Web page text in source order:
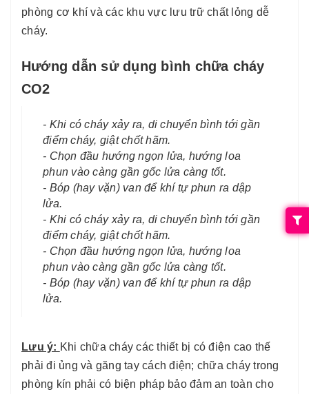
phòng cơ khí và các khu vực lưu trữ chất lỏng dễ
cháy.
Hướng dẫn sử dụng bình chữa cháy
CO2
- Khi có cháy xảy ra, di chuyển bình tới gần
điểm cháy, giật chốt hãm.
- Chọn đầu hướng ngọn lửa, hướng loa
phun vào càng gần gốc lửa càng tốt.
- Bóp (hay vặn) van để khí tự phun ra dập
lửa.
- Khi có cháy xảy ra, di chuyển bình tới gần
điểm cháy, giật chốt hãm.
- Chọn đầu hướng ngọn lửa, hướng loa
phun vào càng gần gốc lửa càng tốt.
- Bóp (hay vặn) van để khí tự phun ra dập
lửa.
Lưu ý: Khi chữa cháy các thiết bị có điện cao thế
phải đi ủng và găng tay cách điện; chữa cháy trong
phòng kín phải có biện pháp bảo đảm an toàn cho